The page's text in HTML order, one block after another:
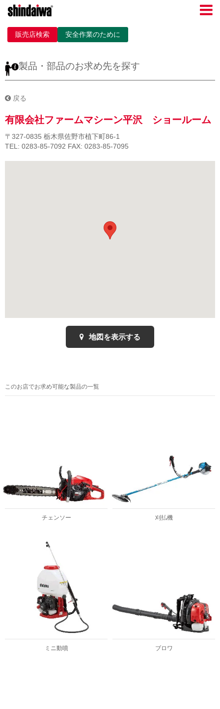
販売店検索 安全作業のために
製品・部品のお求め先を探す
戻る
有限会社ファームマシーン平沢 ショールーム
〒327-0835 栃木県佐野市植下町86-1
TEL: 0283-85-7092 FAX: 0283-85-7095
地図を表示する
このお店でお求め可能な製品の一覧
チェンソー 刈払機
ミニ動噴 ブロワ